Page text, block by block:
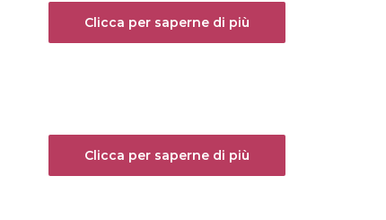
Clicca per saperne di più
Clicca per saperne di più